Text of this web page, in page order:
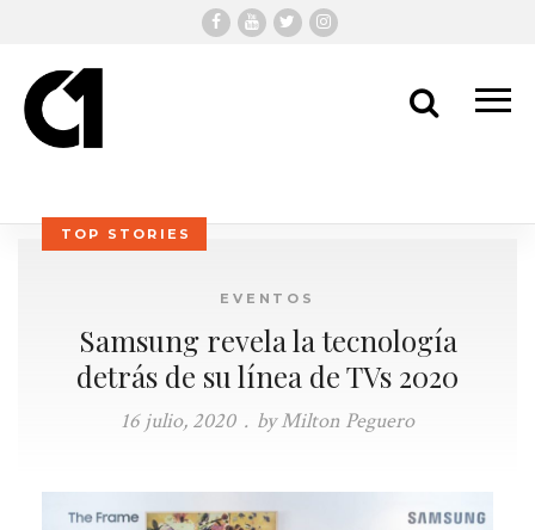
Search
TOP STORIES
EVENTOS
Samsung revela la tecnología
detrás de su línea de TVs 2020
16 julio, 2020 . by Milton Peguero